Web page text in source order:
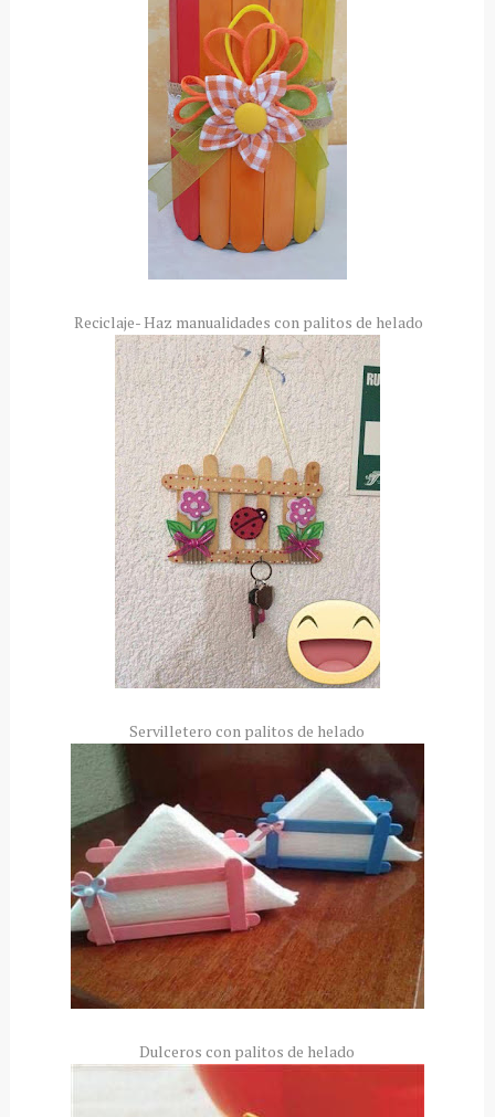
Reciclaje- Haz manualidades con palitos de helado
Servilletero con palitos de helado
Dulceros con palitos de helado